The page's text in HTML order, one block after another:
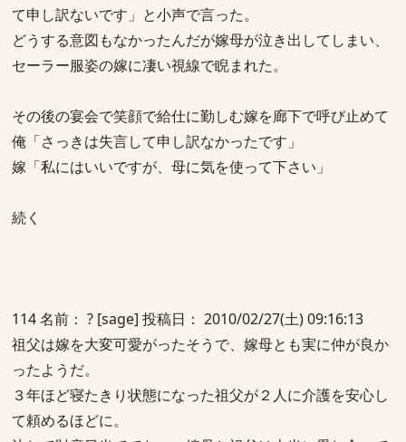
て申し訳ないです」と小声で言った。
どうする意図もなかったんだが嫁母が泣き出してしまい、
セーラー服姿の嫁に凄い視線で睨まれた。
その後の宴会で笑顔で給仕に勤しむ嫁を廊下で呼び止めて
俺「さっきは失言して申し訳なかったです」
嫁「私にはいいですが、母に気を使って下さい」
続く
114 名前： ? [sage] 投稿日： 2010/02/27(土) 09:16:13
祖父は嫁を大変可愛がったそうで、嫁母とも実に仲が良か
ったようだ。
３年ほど寝たきり状態になった祖父が２人に介護を安心し
て頼めるほどに。